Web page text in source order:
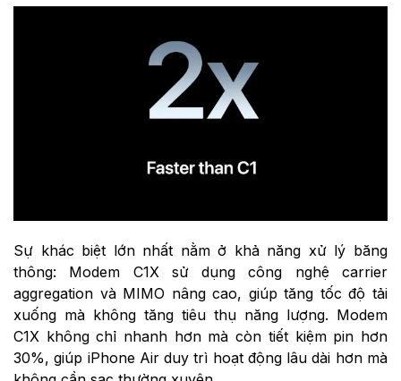
Sự khác biệt lớn nhất nằm ở khả năng xử lý băng
thông: Modem C1X sử dụng công nghệ carrier
aggregation và MIMO nâng cao, giúp tăng tốc độ tải
xuống mà không tăng tiêu thụ năng lượng. Modem
C1X không chỉ nhanh hơn mà còn tiết kiệm pin hơn
30%, giúp iPhone Air duy trì hoạt động lâu dài hơn mà